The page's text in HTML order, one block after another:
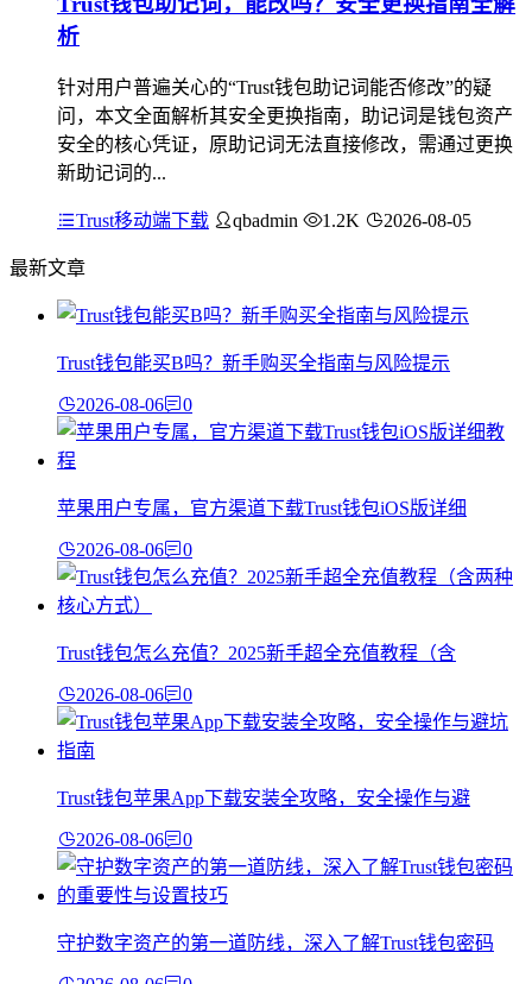
析
针对用户普遍关心的“Trust钱包助记词能否修改”的疑
问，本文全面解析其安全更换指南，助记词是钱包资产
安全的核心凭证，原助记词无法直接修改，需通过更换
新助记词的...
Trust移动端下载 qbadmin 1.2K 2026-08-05
最新文章
Trust钱包能买B吗？新手购买全指南与风险提示
2026-08-06 0
苹果用户专属，官方渠道下载Trust钱包iOS版详细
2026-08-06 0
Trust钱包怎么充值？2025新手超全充值教程（含
2026-08-06 0
Trust钱包苹果App下载安装全攻略，安全操作与避
2026-08-06 0
守护数字资产的第一道防线，深入了解Trust钱包密码